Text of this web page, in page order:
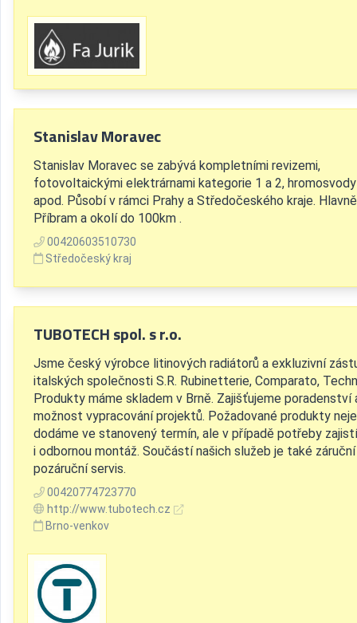
Stanislav Moravec
Stanislav Moravec se zabývá kompletními revizemi,
fotovoltaickými elektrárnami kategorie 1 a 2, hromosvody
apod. Působí v rámci Prahy a Středočeského kraje. Hlavně
Příbram a okolí do 100km .
00420603510730
Středočeský kraj
TUBOTECH spol. s r.o.
Jsme český výrobce litinových radiátorů a exkluzivní
italských společnosti S.R. Rubinetterie, Comparato,
Produkty máme skladem v Brně. Zajišťujeme poradenství
možnost vypracování projektů. Požadované produkty
dodáme ve stanovený termín, ale v případě potřeby
i odbornou montáž. Součástí našich služeb je také
pozáruční servis.
00420774723770
http://www.tubotech.cz
Brno-venkov